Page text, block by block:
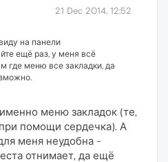
21 Dec 2014, 12:52
на панели
ещё раз, у меня всё
где меню все закладки, да
меню закладок (те,
помощи сердечка). А
меня неудобна -
отнимает, да ещё